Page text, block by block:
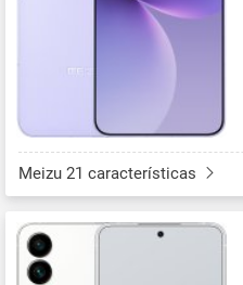
Meizu 21 características